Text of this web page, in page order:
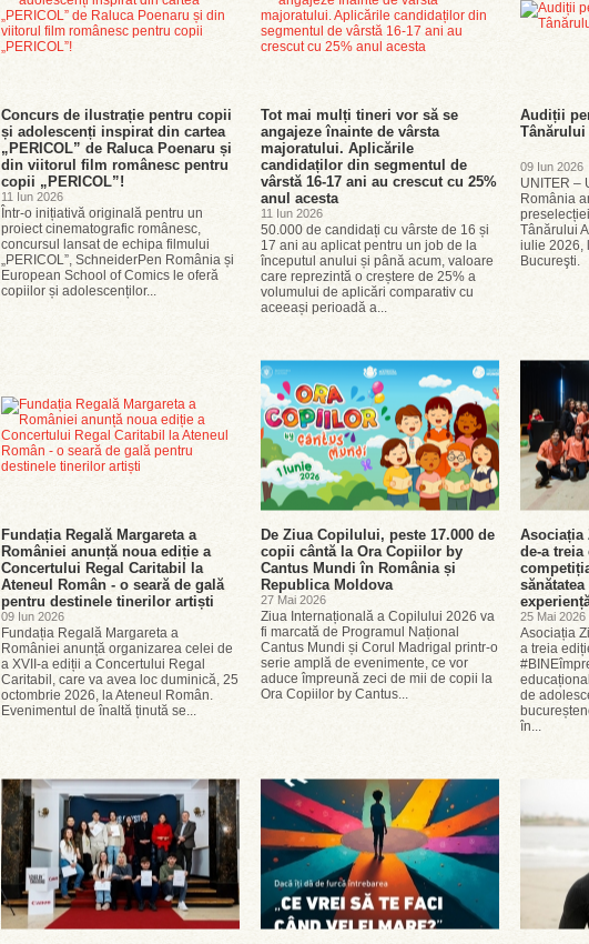
Concurs de ilustrație pentru copii
și adolescenți inspirat din cartea
„PERICOL” de Raluca Poenaru și
din viitorul film românesc pentru
copii „PERICOL”!
11 Iun 2026
Într-o inițiativă originală pentru un
proiect cinematografic românesc,
concursul lansat de echipa filmului
„PERICOL”, SchneiderPen România și
European School of Comics le oferă
copiilor și adolescenților...
Tot mai mulți tineri vor să se
angajeze înainte de vârsta
majoratului. Aplicările
candidaților din segmentul de
vârstă 16-17 ani au crescut cu 25%
anul acesta
11 Iun 2026
50.000 de candidați cu vârste de 16 și
17 ani au aplicat pentru un job de la
începutul anului și până acum, valoare
care reprezintă o creștere de 25% a
volumului de aplicări comparativ cu
aceeași perioadă a...
Audiții
Tânărului
09 Iun 2026
UNITER –
România
Tânărului
iulie 2026,
Bucureşti.
Fundația Regală Margareta a
României anunță noua ediție a
Concertului Regal Caritabil la
Ateneul Român - o seară de gală
pentru destinele tinerilor artiști
09 Iun 2026
Fundația Regală Margareta a
României anunță organizarea celei de
a XVII-a ediții a Concertului Regal
Caritabil, care va avea loc duminică, 25
octombrie 2026, la Ateneul Român.
Evenimentul de înaltă ținută se...
De Ziua Copilului, peste 17.000 de
copii cântă la Ora Copiilor by
Cantus Mundi în România și
Republica Moldova
27 Mai 2026
Ziua Internațională a Copilului 2026 va
fi marcată de Programul Național
Cantus Mundi și Corul Madrigal printr-o
serie amplă de evenimente, ce vor
aduce împreună zeci de mii de copii la
Ora Copiilor by Cantus...
Asociația
de-a treia
25 Mai 2026
Asociația
a treia
de
în...